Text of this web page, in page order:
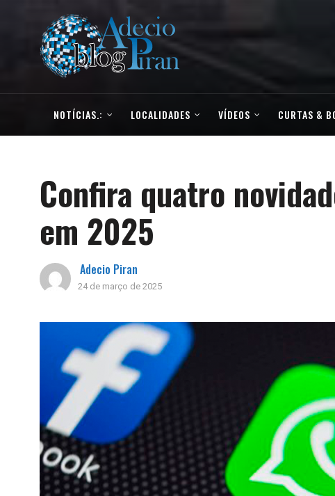
NOTÍCIAS.: LOCALIDADES VÍDEOS CURTAS &
Confira quatro
em 2025
Adecio Piran
24 de março de 2025